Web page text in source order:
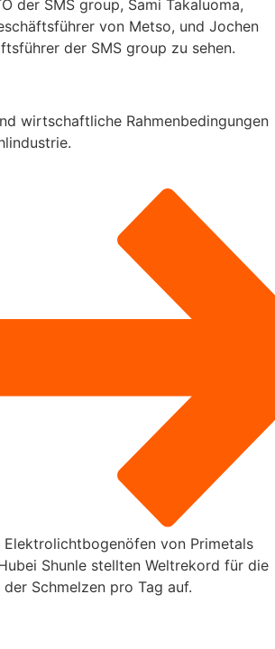
wirtschaftliche Rahmenbedingungen